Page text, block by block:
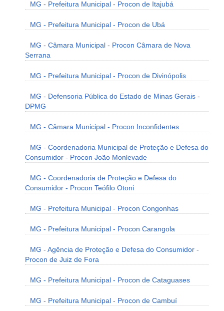
MG - Prefeitura Municipal - Procon de Itajubá
MG - Prefeitura Municipal - Procon de Ubá
MG - Câmara Municipal - Procon Câmara de Nova
Serrana
MG - Prefeitura Municipal - Procon de Divinópolis
MG - Defensoria Pública do Estado de Minas Gerais -
DPMG
MG - Câmara Municipal - Procon Inconfidentes
MG - Coordenadoria Municipal de Proteção e Defesa do
Consumidor - Procon João Monlevade
MG - Coordenadoria de Proteção e Defesa do
Consumidor - Procon Teófilo Otoni
MG - Prefeitura Municipal - Procon Congonhas
MG - Prefeitura Municipal - Procon Carangola
MG - Agência de Proteção e Defesa do Consumidor -
Procon de Juiz de Fora
MG - Prefeitura Municipal - Procon de Cataguases
MG - Prefeitura Municipal - Procon de Cambuí